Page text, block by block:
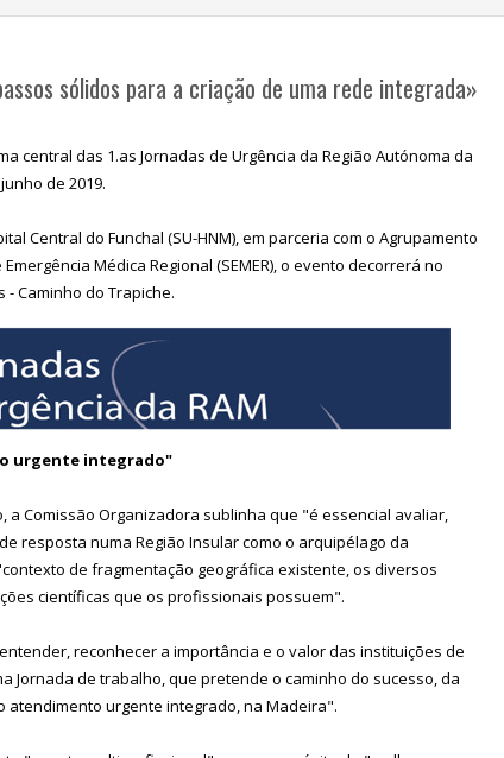
sólidos para a criação de uma rede integrada»
central das 1.as Jornadas de Urgência da Região Autónoma da
de 2019.
Central do Funchal (SU-HNM), em parceria com o Agrupamento
Médica Regional (SEMER), o evento decorrerá no
- Caminho do Trapiche.
urgente integrado"
Comissão Organizadora sublinha que "é essencial avaliar,
resposta numa Região Insular como o arquipélago da
de fragmentação geográfica existente, os diversos
científicas que os profissionais possuem".
reconhecer a importância e o valor das instituições de
Jornada de trabalho, que pretende o caminho do sucesso, da
atendimento urgente integrado, na Madeira".